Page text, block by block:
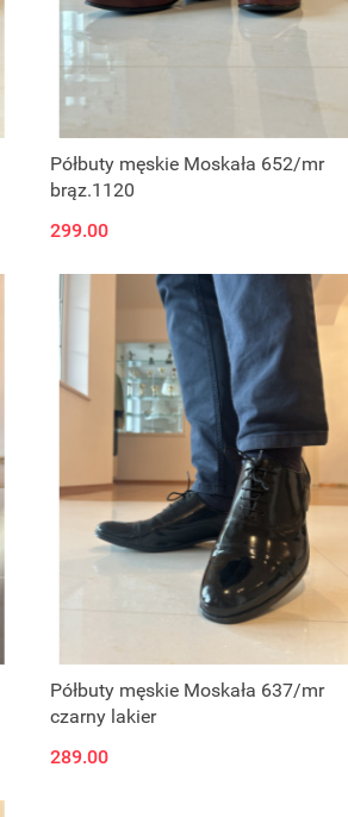
Półbuty męskie Moskała 652/mr
brąz.1120
299.00
Półbuty męskie Moskała 637/mr
czarny lakier
289.00